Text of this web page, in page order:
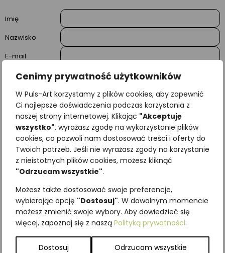
Cenimy prywatność użytkowników
W Puls-Art korzystamy z plików cookies, aby zapewnić
Ci najlepsze doświadczenia podczas korzystania z
naszej strony internetowej. Klikając "Akceptuję
wszystko", wyrażasz zgodę na wykorzystanie plików
cookies, co pozwoli nam dostosować treści i oferty do
Twoich potrzeb. Jeśli nie wyrażasz zgody na korzystanie
z nieistotnych plików cookies, możesz kliknąć
"Odrzucam wszystkie".
Możesz także dostosować swoje preferencje,
wybierając opcję "Dostosuj". W dowolnym momencie
możesz zmienić swoje wybory. Aby dowiedzieć się
więcej, zapoznaj się z naszą Polityką prywatności.
Dostosuj Odrzucam wszystkie
Imię
Nazwisko
E-mail
Wiadomość